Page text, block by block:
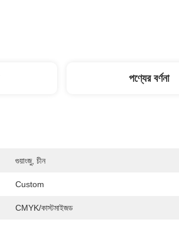
পণ্যের বর্ণনা
গুয়াংজু, চীন
Custom
CMYK/কাস্টমাইজড